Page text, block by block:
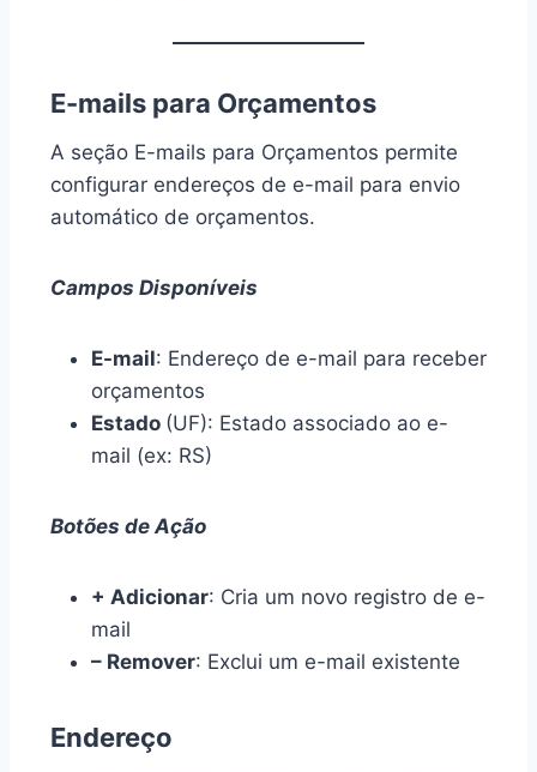
E-mails para Orçamentos
A seção E-mails para Orçamentos permite
configurar endereços de e-mail para envio
automático de orçamentos.
Campos Disponíveis
E-mail: Endereço de e-mail para receber
orçamentos
Estado (UF): Estado associado ao e-
mail (ex: RS)
Botões de Ação
+ Adicionar: Cria um novo registro de e-
mail
– Remover: Exclui um e-mail existente
Endereço